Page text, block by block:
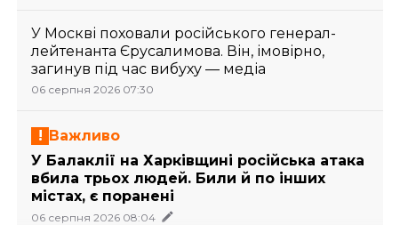
У Москві поховали російського генерал-
лейтенанта Єрусалимова. Він, імовірно,
загинув під час вибуху — медіа
06 серпня 2026 07:30
Важливо
У Балаклії на Харківщині російська атака
вбила трьох людей. Били й по інших
містах, є поранені
06 серпня 2026 08:04